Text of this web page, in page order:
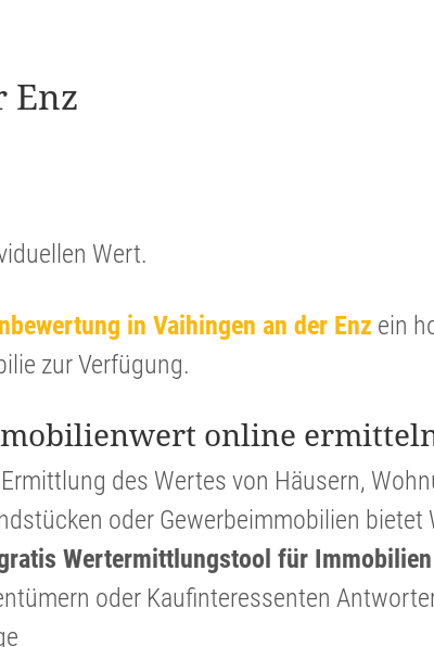
Enz
Wert.
in Vaihingen an der Enz ein
zur Verfügung.
online
des Wertes von Häusern,
oder Gewer­beim­mo­bi­lien bietet
Werter­mitt­lungs­tool für Immobi­lien
oder Kaufin­ter­es­senten